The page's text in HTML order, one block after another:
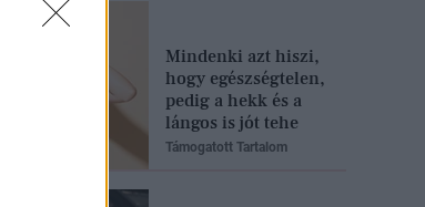
Mindenki azt hiszi,
hogy egészségtelen,
pedig a hekk és a
lángos is jót tehe
Támogatott Tartalom